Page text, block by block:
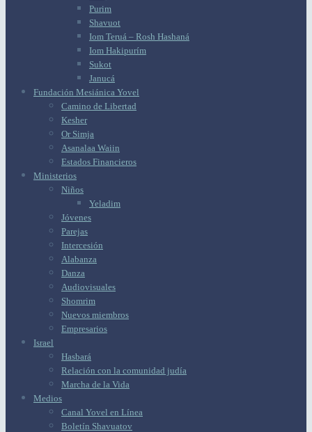
Purim
Shavuot
Iom Teruá – Rosh Hashaná
Iom Hakipurím
Sukot
Janucá
Fundación Mesiánica Yovel
Camino de Libertad
Kesher
Or Simja
Asanalaa Waiin
Estados Financieros
Ministerios
Niños
Yeladim
Jóvenes
Parejas
Intercesión
Alabanza
Danza
Audiovisuales
Shomrim
Nuevos miembros
Empresarios
Israel
Hasbará
Relación con la comunidad judía
Marcha de la Vida
Medios
Canal Yovel en Línea
Boletín Shavuatov